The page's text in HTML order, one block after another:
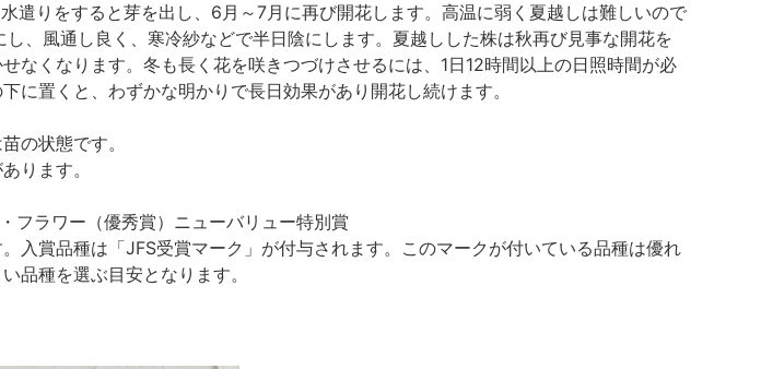
遣りをすると芽を出し、6月～7月に再び開花します。高温に弱く夏越しは難しいので
、風通し良く、寒冷紗などで半日陰にします。夏越しした株は秋再び見事な開花を
なくなります。冬も長く花を咲きつづけさせるには、1日12時間以上の日照時間が必
に置くと、わずかな明かりで長日効果があり開花し続けます。
の状態です。
ります。
ラワー（優秀賞）ニューバリュー特別賞
入賞品種は「JFS受賞マーク」が付与されます。このマークが付いている品種は優れ
品種を選ぶ目安となります。